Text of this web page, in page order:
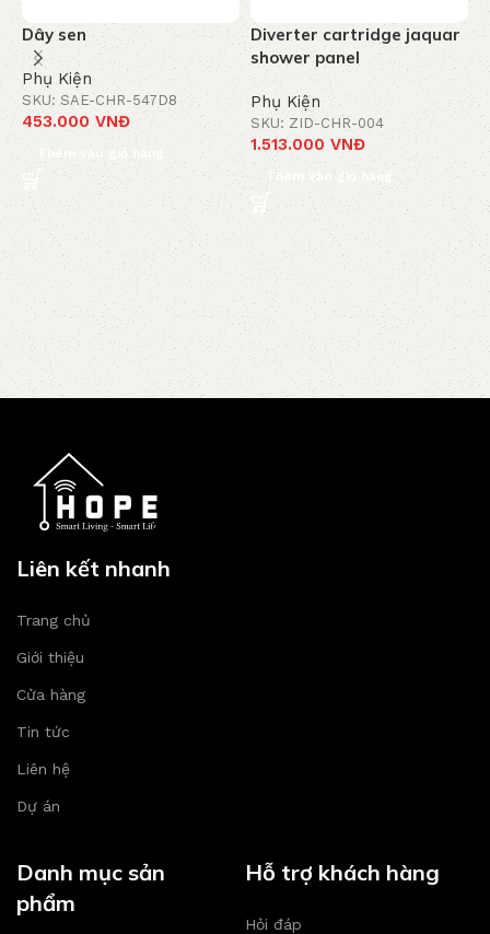
Dây sen
Phụ Kiện
SKU: SAE-CHR-547D8
453.000 VNĐ
Thêm vào giỏ hàng
Diverter cartridge jaquar
shower panel
Phụ Kiện
SKU: ZID-CHR-004
1.513.000VNĐ
Thêm vào giỏ hàng
Liên kết nhanh
Trang chủ
Giới thiệu
Cửa hàng
Tin tức
Liên hệ
Dự án
Danh mục sản
phẩm
Hỗ trợ khách hàng
Hỏi đáp